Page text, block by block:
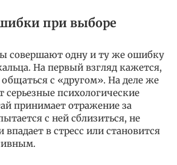
при выборе
совершают одну и ту же ошибку
На первый взгляд кажется,
общаться с «другом». На деле же
серьезные психологические
принимает отражение за
с ней сблизиться, не
впадает в стресс или становится